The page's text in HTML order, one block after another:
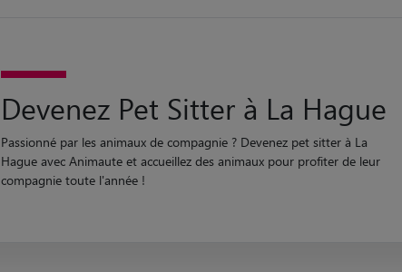
Devenez Pet Sitter à La Hague
Passionné par les animaux de compagnie ? Devenez pet sitter à La
Hague avec Animaute et accueillez des animaux pour profiter de leur
compagnie toute l'année !